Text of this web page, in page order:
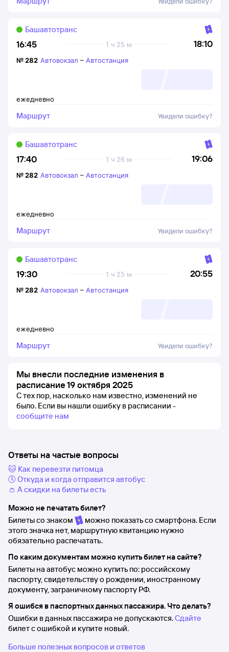
16:45 18:10
1 ч 25 м
Башавтотранс
ежедневно
№282 Автовокзал – Автостанция
Маршрут Увидели ошибку?
17:40 19:06
1 ч 26 м
Башавтотранс
ежедневно
№282 Автовокзал – Автостанция
Маршрут Увидели ошибку?
19:30 20:55
1 ч 25 м
Башавтотранс
ежедневно
№282 Автовокзал – Автостанция
Маршрут Увидели ошибку?
Мы внесли последние изменения в
расписание 19 октября 2025
С тех пор, насколько нам известно, изменений не
было. Если вы нашли ошибку в расписании -
сообщите нам
Ответы на частые вопросы
🐱 Как перевезти питомца
🕔 Откуда и когда отправится автобус
👛 А скидки на билеты есть
Можно не печатать билет?
Билеты со знаком
можно показать со смартфона. Если
этого значка нет, маршрутную квитанцию нужно
обязательно распечатать.
По каким документам можно купить билет на сайте?
Билеты на автобус можно купить по: российскому
паспорту, свидетельству о рождении, иностранному
документу, заграничному паспорту РФ.
Я ошибся в паспортных данных пассажира. Что делать?
Ошибки в данных пассажира не допускаются.Сдайте
билет с ошибкой и купите новый.
Больше полезных вопросов и ответов